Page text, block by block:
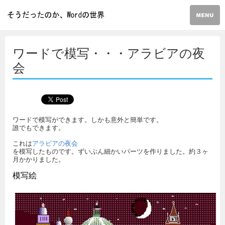
ワードで模写・・・アラビアの夜
会
ワードで模写ができます。しかも意外と簡単です。
誰でもできます。
これはアラビアの夜会
を模写したものです。ずいぶん細かいパーツを作りました。約３ヶ
月かかりました。
模写絵